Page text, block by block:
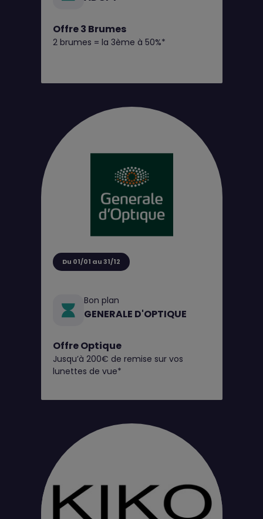
Offre 3 Brumes
2 brumes = la 3ème à 50%*
Du 01/01 au 31/12
Bon plan
GENERALE D'OPTIQUE
Offre Optique
Jusqu’à 200€ de remise sur vos
lunettes de vue*